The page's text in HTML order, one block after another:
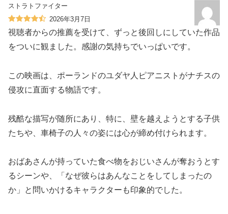
ストラトファイター
2026年3月7日
視聴者からの推薦を受けて、ずっと後回しにしていた作品
をついに観ました。感謝の気持ちでいっぱいです。
この映画は、ポーランドのユダヤ人ピアニストがナチスの
侵攻に直面する物語です。
残酷な描写が随所にあり、特に、壁を越えようとする子供
たちや、車椅子の人々の姿には心が締め付けられます。
おばあさんが持っていた食べ物をおじいさんが奪おうとす
るシーンや、「なぜ彼らはあんなことをしてしまったの
か」と問いかけるキャラクターも印象的でした。